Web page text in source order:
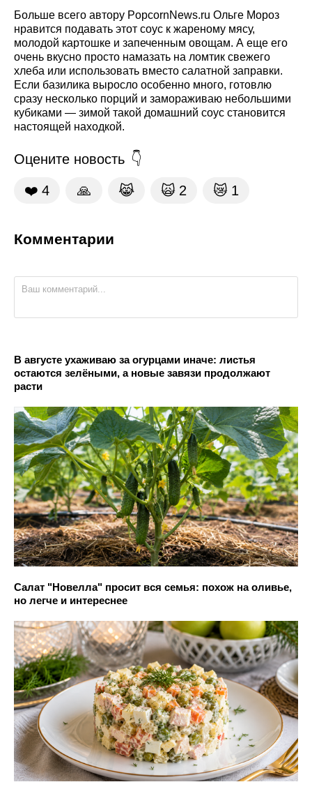
Больше всего автору PopcornNews.ru Ольге Мороз
нравится подавать этот соус к жареному мясу,
молодой картошке и запеченным овощам. А еще его
очень вкусно просто намазать на ломтик свежего
хлеба или использовать вместо салатной заправки.
Если базилика выросло особенно много, готовлю
сразу несколько порций и замораживаю небольшими
кубиками — зимой такой домашний соус становится
настоящей находкой.
Оцените новость
❤️ 4 🙏 😹 🙀 2 😿 1
Комментарии
В августе ухаживаю за огурцами иначе: листья
остаются зелёными, а новые завязи продолжают
расти
Салат "Новелла" просит вся семья: похож на оливье,
но легче и интереснее